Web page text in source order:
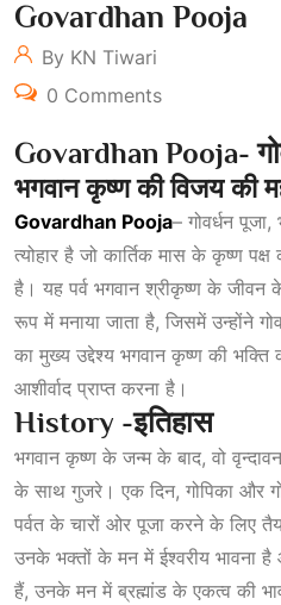
Govardhan Pooja
By KN Tiwari
0 Comments
Govardhan Pooja-
भगवानकृष्णकीविजयकी
Govardhan Pooja– गोवर्धन पूजा,
त्योहार है जो कार्तिक मास के कृष्ण पक्ष
है। यह पर्व भगवान श्रीकृष्ण के
रूप में मनाया जाता है, जिसमें उन्होंने
का मुख्य उद्देश्य भगवान कृष्ण की भक्ति
आशीर्वाद प्राप्त करना है।
History -इतिहास
भगवान कृष्ण के जन्म के बाद, वो
के साथ गुजरे। एक दिन, गोपिका और
पर्वत के चारों ओर पूजा करने के लिए
उनके भक्तों के मन में ईश्वरीय भावना है
हैं, उनके मन में ब्रह्मांड के एकत्व की